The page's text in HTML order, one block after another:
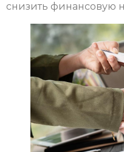
снизить финансовую